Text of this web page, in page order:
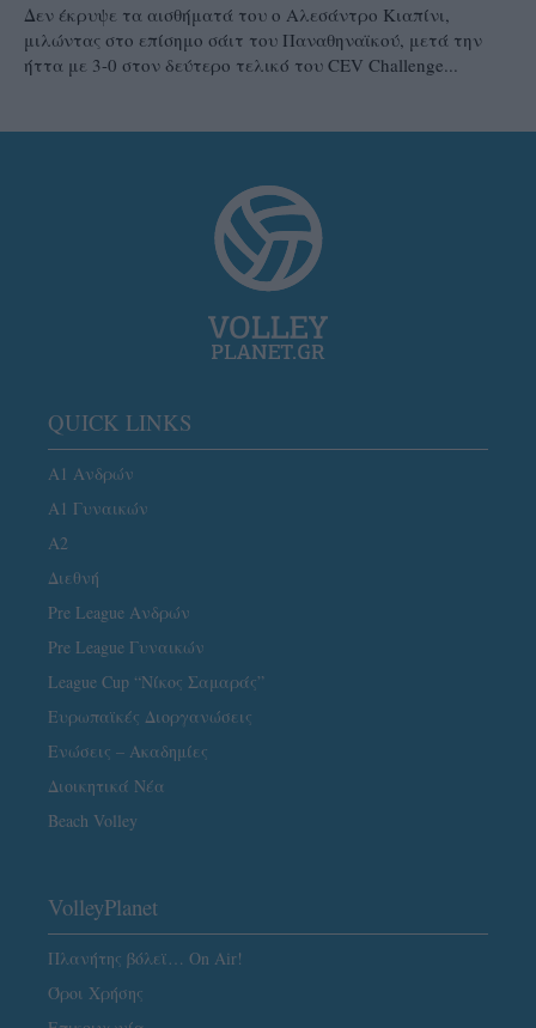
Δεν έκρυψε τα αισθήματά του ο Αλεσάντρο Κιαπίνι,
μιλώντας στο επίσημο σάιτ του Παναθηναϊκού, μετά την
ήττα με 3-0 στον δεύτερο τελικό του CEV Challenge...
QUICK LINKS
Α1 Ανδρών
Α1 Γυναικών
A2
Διεθνή
Pre League Ανδρών
Pre League Γυναικών
League Cup “Νίκος Σαμαράς”
Ευρωπαϊκές Διοργανώσεις
Ενώσεις – Ακαδημίες
Διοικητικά Νέα
Beach Volley
VolleyPlanet
Πλανήτης βόλεϊ… On Air!
Όροι Χρήσης